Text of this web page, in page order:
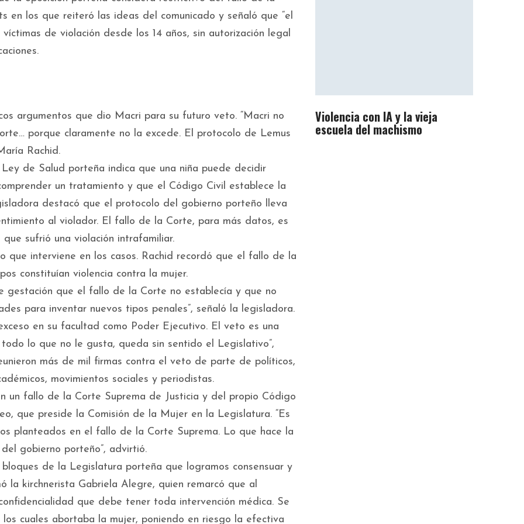
en los que reiteró las ideas del comunicado y señaló que “el
de violación desde los 14 años, sin autorización legal
argumentos que dio Macri para su futuro veto. “Macri no
porque claramente no la excede. El protocolo de Lemus
Rachid.
de Salud porteña indica que una niña puede decidir
un tratamiento y que el Código Civil establece la
destacó que el protocolo del gobierno porteño lleva
al violador. El fallo de la Corte, para más datos, es
sufrió una violación intrafamiliar.
que interviene en los casos. Rachid recordó que el fallo de la
constituían violencia contra la mujer.
gestación que el fallo de la Corte no establecía y que no
para inventar nuevos tipos penales”, señaló la legisladora.
en su facultad como Poder Ejecutivo. El veto es una
lo que no le gusta, queda sin sentido el Legislativo”,
más de mil firmas contra el veto de parte de políticos,
movimientos sociales y periodistas.
un fallo de la Corte Suprema de Justicia y del propio Código
que preside la Comisión de la Mujer en la Legislatura. “Es
planteados en el fallo de la Corte Suprema. Lo que hace la
gobierno porteño”, advirtió.
de la Legislatura porteña que logramos consensuar y
la kirchnerista Gabriela Alegre, quien remarcó que al
que debe tener toda intervención médica. Se
cuales abortaba la mujer, poniendo en riesgo la efectiva
Violencia con IA y la vieja
escuela del machismo